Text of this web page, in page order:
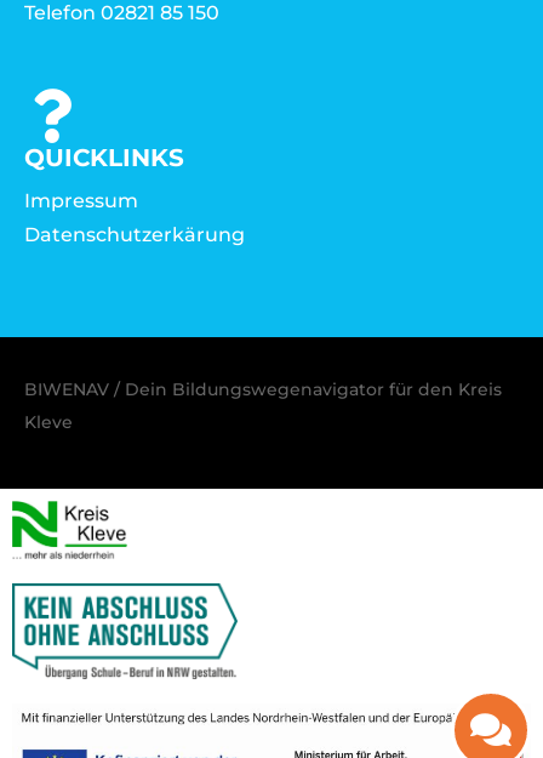
Telefon 02821 85 150
QUICKLINKS
Impressum
Datenschutzerkärung
BIWENAV / Dein Bildungswegenavigator für den Kreis
Kleve